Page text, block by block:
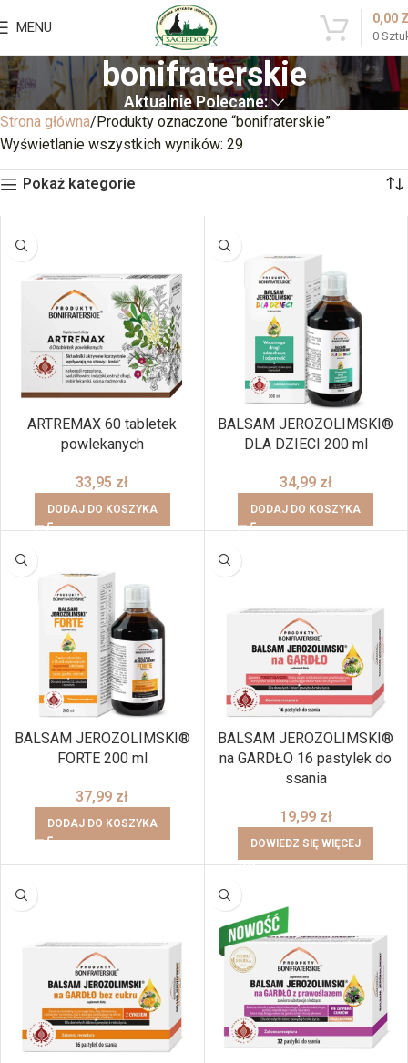
MENU
0
0,00
bonifraterskie
Aktualnie Polecane:
Strona główna Produkty oznaczone “bonifraterskie”
Wyświetlanie wszystkich wyników: 29
Pokaż kategorie
ARTREMAX 60 tabletek
powlekanych
33,95 zł
DODAJ DO KOSZYKA
BALSAM JEROZOLIMSKI®
DLA DZIECI 200 ml
34,99 zł
DODAJ DO KOSZYKA
BALSAM JEROZOLIMSKI®
FORTE 200 ml
37,99 zł
DODAJ DO KOSZYKA
BRAK
BALSAM JEROZOLIMSKI®
na GARDŁO 16 pastylek do
ssania
19,99 zł
DOWIEDZ SIĘ WIĘCEJ